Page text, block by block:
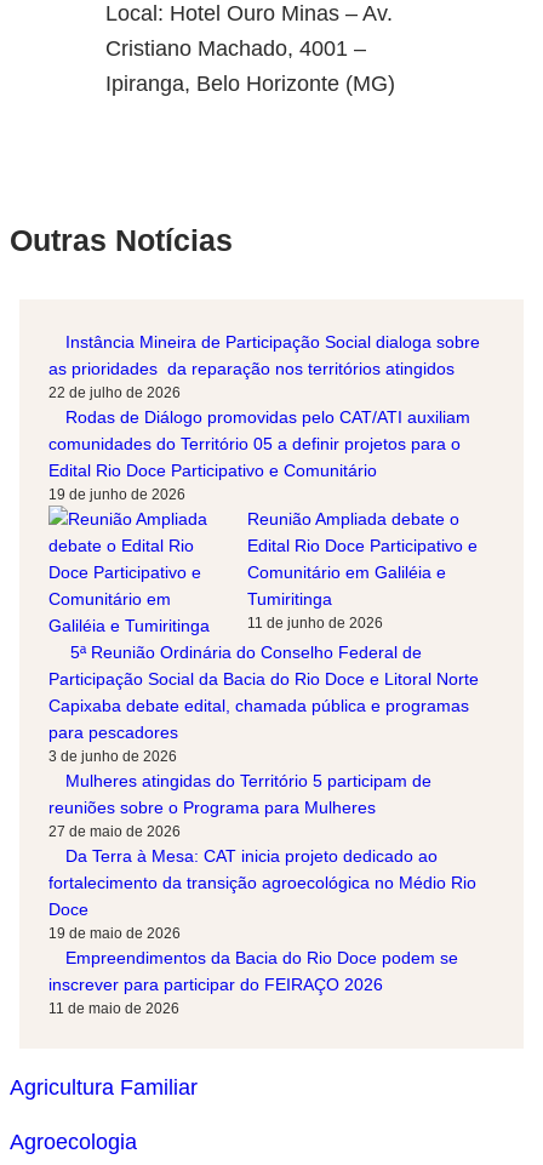
Local: Hotel Ouro Minas – Av.
Cristiano Machado, 4001 –
Ipiranga, Belo Horizonte (MG)
Outras Notícias
Instância Mineira de Participação Social dialoga sobre
as prioridades da reparação nos territórios atingidos
22 de julho de 2026
Rodas de Diálogo promovidas pelo CAT/ATI auxiliam
comunidades do Território 05 a definir projetos para o
Edital Rio Doce Participativo e Comunitário
19 de junho de 2026
Reunião Ampliada debate o
Edital Rio Doce Participativo e
Comunitário em Galiléia e
Tumiritinga
11 de junho de 2026
5ª Reunião Ordinária do Conselho Federal de
Participação Social da Bacia do Rio Doce e Litoral Norte
Capixaba debate edital, chamada pública e programas
para pescadores
3 de junho de 2026
Mulheres atingidas do Território 5 participam de
reuniões sobre o Programa para Mulheres
27 de maio de 2026
Da Terra à Mesa: CAT inicia projeto dedicado ao
fortalecimento da transição agroecológica no Médio Rio
Doce
19 de maio de 2026
Empreendimentos da Bacia do Rio Doce podem se
inscrever para participar do FEIRAÇO 2026
11 de maio de 2026
Agricultura Familiar
Agroecologia